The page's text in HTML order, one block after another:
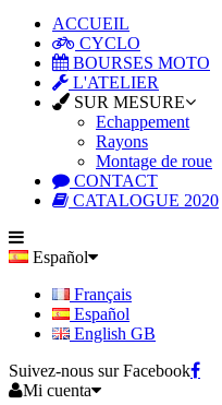
ACCUEIL
CYCLO
BOURSES MOTO
L'ATELIER
SUR MESURE
Echappement
Rayons
Montage de roue
CONTACT
CATALOGUE 2020
Español
Français
Español
English GB
Suivez-nous sur Facebook
Mi cuenta